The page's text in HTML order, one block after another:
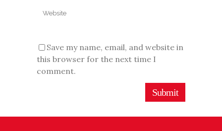
Save my name, email, and website in
this browser for the next time I
comment.